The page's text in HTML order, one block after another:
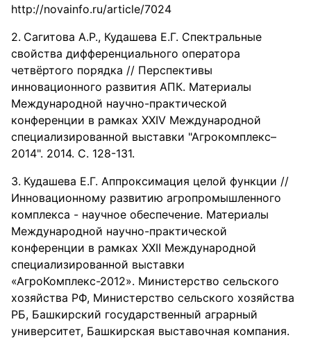
http://novainfo.ru/article/7024
Сагитова А.Р., Кудашева Е.Г. Спектральные
свойства дифференциального оператора
четвёртого порядка // Перспективы
инновационного развития АПК. Материалы
Международной научно-практической
конференции в рамках XXIV Международной
специализированной выставки "Агрокомплекс–
2014". 2014. С. 128-131.
Кудашева Е.Г. Аппроксимация целой функции //
Инновационному развитию агропромышленного
комплекса - научное обеспечение. Материалы
Международной научно-практической
конференции в рамках XXII Международной
специализированной выставки
«АгроКомплекс-2012». Министерство сельского
хозяйства РФ, Министерство сельского хозяйства
РБ, Башкирский государственный аграрный
университет, Башкирская выставочная компания.